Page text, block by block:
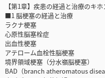
【第1章】疾患の経過と治療のキ
■1 脳梗塞の経過と治療
ラクナ梗塞
心原性脳塞栓症
出血性梗塞
アテローム血栓性脳梗塞
境界領域梗塞（分水嶺脳梗塞）
BAD（branch atheromatous